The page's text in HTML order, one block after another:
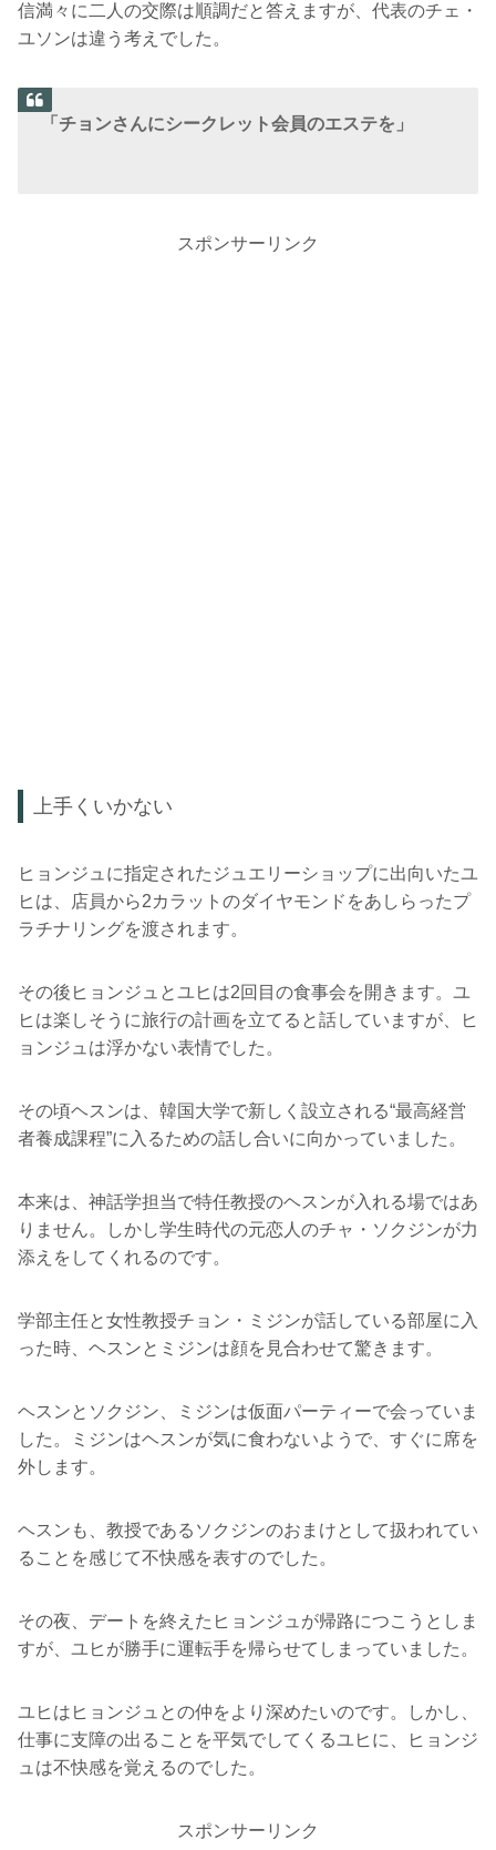
信満々に二人の交際は順調だと答えますが、代表のチェ・
ユソンは違う考えでした。
「チョンさんにシークレット会員のエステを」
スポンサーリンク
上手くいかない
ヒョンジュに指定されたジュエリーショップに出向いたユ
ヒは、店員から2カラットのダイヤモンドをあしらったプ
ラチナリングを渡されます。
その後ヒョンジュとユヒは2回目の食事会を開きます。ユ
ヒは楽しそうに旅行の計画を立てると話していますが、ヒ
ョンジュは浮かない表情でした。
その頃ヘスンは、韓国大学で新しく設立される“最高経営
者養成課程”に入るための話し合いに向かっていました。
本来は、神話学担当で特任教授のヘスンが入れる場ではあ
りません。しかし学生時代の元恋人のチャ・ソクジンが力
添えをしてくれるのです。
学部主任と女性教授チョン・ミジンが話している部屋に入
った時、ヘスンとミジンは顔を見合わせて驚きます。
ヘスンとソクジン、ミジンは仮面パーティーで会っていま
した。ミジンはヘスンが気に食わないようで、すぐに席を
外します。
ヘスンも、教授であるソクジンのおまけとして扱われてい
ることを感じて不快感を表すのでした。
その夜、デートを終えたヒョンジュが帰路につこうとしま
すが、ユヒが勝手に運転手を帰らせてしまっていました。
ユヒはヒョンジュとの仲をより深めたいのです。しかし、
仕事に支障の出ることを平気でしてくるユヒに、ヒョンジ
ュは不快感を覚えるのでした。
スポンサーリンク